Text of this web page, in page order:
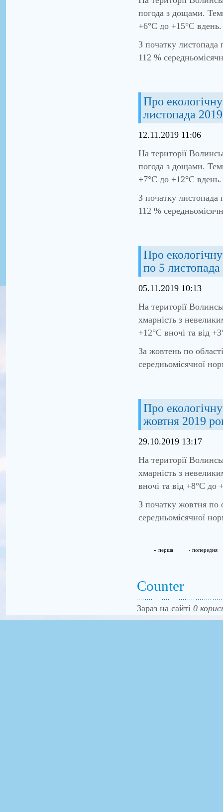
погода з дощами.
+6°С до +15°С
З початку листопада
112 %
Про
листопада
12.11.2019 11:06
На території
погода з дощами.
+7°С до +12°С
З початку листопада
112 %
Про
по 5
05.11.2019 10:13
На території
хмарність з
+12°С вночі та від
За жовтень по
середньомісячної
Про
жовтня 2019
29.10.2019 13:17
На території
хмарність з
вночі та від +8°С до
З початку жовтня по
середньомісячної
« перша ‹ попередня
Counter
Зараз на сайті 0